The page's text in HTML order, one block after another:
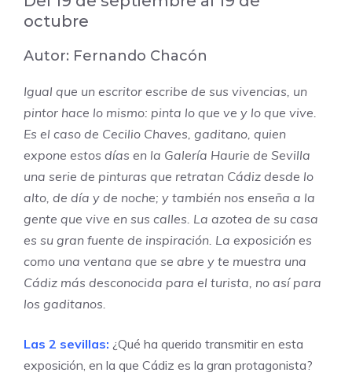
octubre
Autor: Fernando Chacón
Igual que un escritor escribe de sus vivencias, un
pintor hace lo mismo: pinta lo que ve y lo que vive.
Es el caso de Cecilio Chaves, gaditano, quien
expone estos días en la Galería Haurie de Sevilla
una serie de pinturas que retratan Cádiz desde lo
alto, de día y de noche; y también nos enseña a la
gente que vive en sus calles. La azotea de su casa
es su gran fuente de inspiración. La exposición es
como una ventana que se abre y te muestra una
Cádiz más desconocida para el turista, no así para
los gaditanos.
Las 2 sevillas: ¿Qué ha querido transmitir en esta
exposición, en la que Cádiz es la gran protagonista?